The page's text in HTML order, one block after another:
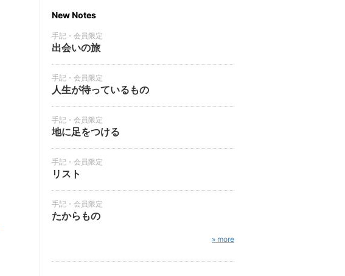
New Notes
手記・会員限定
出会いの旅
手記・会員限定
人生が待っているもの
手記・会員限定
地に足をつける
手記・会員限定
リスト
手記・会員限定
たからもの
» more